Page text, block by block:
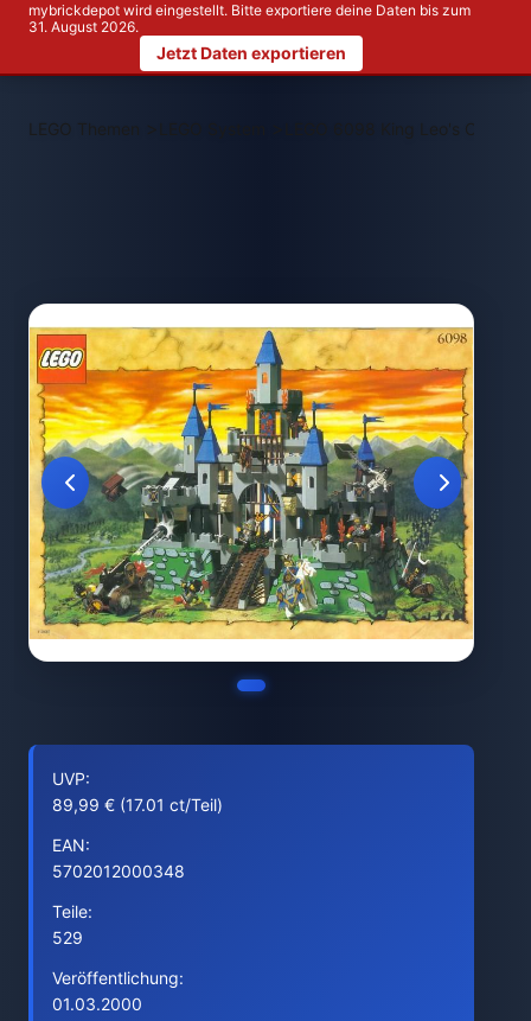
mybrickdepot wird eingestellt. Bitte exportiere deine Daten bis zum
31. August 2026.
Jetzt Daten exportieren
LEGO Themen > LEGO 6098 King Leo's Castle
UVP:
89,99 € (17.01 ct/Teil)
EAN:
5702012000348
Teile:
529
Veröffentlichung:
01.03.2000